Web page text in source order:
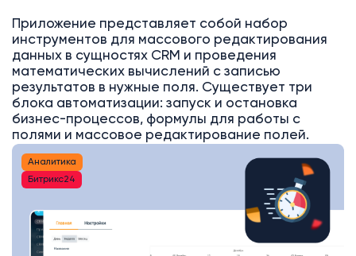
Приложение представляет собой набор
инструментов для массового редактирования
данных в сущностях CRM и проведения
математических вычислений с записью
результатов в нужные поля. Существует три
блока автоматизации: запуск и остановка
бизнес-процессов, формулы для работы с
полями и массовое редактирование полей.
Аналитика
Битрикс24